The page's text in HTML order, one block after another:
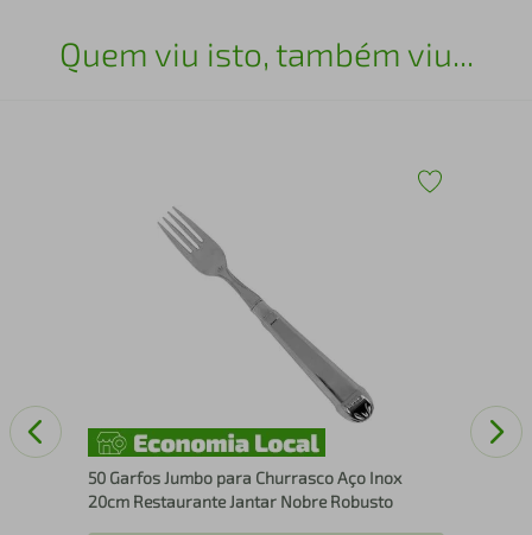
Quem viu isto, também viu...
50 Garfos Jumbo para Churrasco Aço Inox
20cm Restaurante Jantar Nobre Robusto